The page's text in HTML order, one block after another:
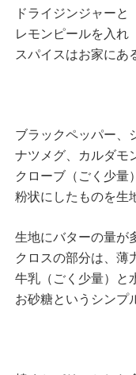
ドライジンジャーと
レモンピールを入れ
スパイスはお家にあ
ブラックペッパー、
ナツメグ、カルダモ
クローブ（ごく少量
粉状にしたものを生
生地にバターの量が
クロスの部分は、薄
牛乳（ごく少量）と
お砂糖という シンプ